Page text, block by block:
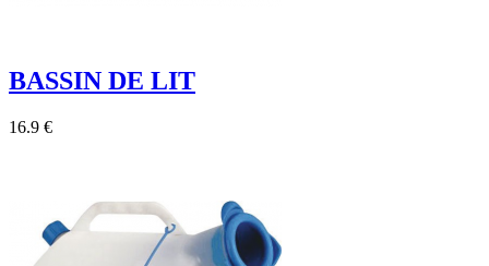
BASSIN DE LIT
16.9 €